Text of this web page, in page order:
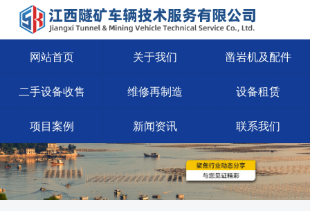
网站首页 关于我们 凿岩机及配件
二手设备收售 维修再制造 设备租赁
项目案例 新闻资讯 联系我们